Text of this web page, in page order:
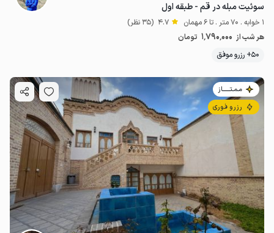
سوئیت مبله در قم - طبقه اول
1 خوابه . 70 متر . تا 6 مهمان 4.7 (35 نظر)
هر شب از 1٬790٬000 تومان
50+ رزرو موفق
مـمـتــــــاز
رزرو فوری